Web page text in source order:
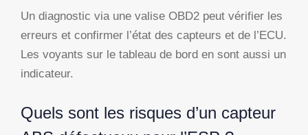
Un diagnostic via une valise OBD2 peut vérifier les
erreurs et confirmer l’état des capteurs et de l’ECU.
Les voyants sur le tableau de bord en sont aussi un
indicateur.
Quels sont les risques d’un capteur